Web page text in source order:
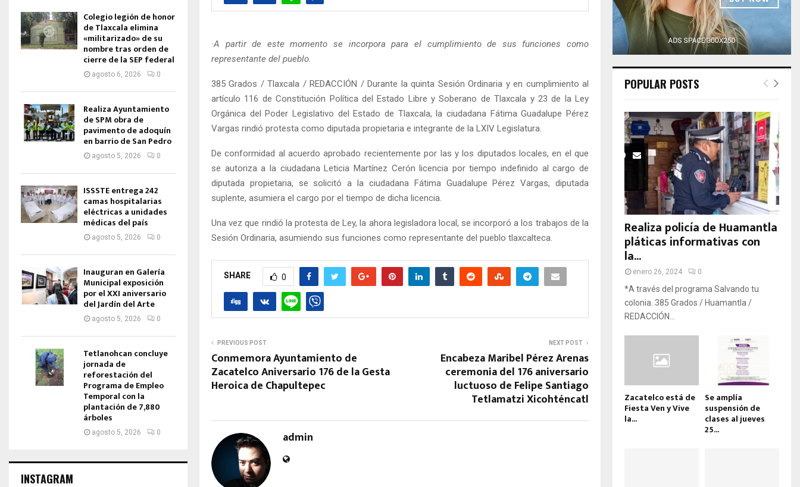
·A partir de este momento se incorpora para el cumplimiento de sus funciones como
representante del pueblo.
385 Grados / Tlaxcala / REDACCIÓN / Durante la quinta Sesión Ordinaria y en cumplimiento al
artículo 116 de Constitución Política del Estado Libre y Soberano de Tlaxcala y 23 de la Ley
Orgánica del Poder Legislativo del Estado de Tlaxcala, la ciudadana Fátima Guadalupe Pérez
Vargas rindió protesta como diputada propietaria e integrante de la LXIV Legislatura.
De conformidad al acuerdo aprobado recientemente por las y los diputados locales, en el que
se autoriza a la ciudadana Leticia Martínez Cerón licencia por tiempo indefinido al cargo de
diputada propietaria, se solicitó a la ciudadana Fátima Guadalupe Pérez Vargas, diputada
suplente, asumiera el cargo por el tiempo de dicha licencia.
Una vez que rindió la protesta de Ley, la ahora legisladora local, se incorporó a los trabajos de la
Sesión Ordinaria, asumiendo sus funciones como representante del pueblo tlaxcalteca.
SHARE 0
PREVIOUS POST
Conmemora Ayuntamiento de
Zacatelco Aniversario 176 de la Gesta
Heroica de Chapultepec
NEXT POST
Encabeza Maribel Pérez Arenas
ceremonia del 176 aniversario
luctuoso de Felipe Santiago
Tetlamatzi Xicohténcatl
admin
Colegio legión de honor
de Tlaxcala elimina
«militarizado» de su
nombre tras orden de
cierre de la SEP federal
agosto 6, 2026 0
Realiza Ayuntamiento
de SPM obra de
pavimento de adoquín
en barrio de San Pedro
agosto 5, 2026 0
ISSSTE entrega 242
camas hospitalarias
eléctricas a unidades
médicas del país
agosto 5, 2026 0
Inauguran en Galería
Municipal exposición
por el XXI aniversario
del Jardín del Arte
agosto 5, 2026 0
Tetlanohcan concluye
jornada de
reforestación del
Programa de Empleo
Temporal con la
plantación de 7,880
árboles
agosto 5, 2026 0
INSTAGRAM
POPULAR POSTS
Realiza policía de Huamantla
pláticas informativas con
la...
enero 26, 2024 0
*A través del programa Salvando tu
colonia. 385 Grados / Huamantla /
REDACCIÓN...
Zacatelco está de
Fiesta Ven y Vive
la...
Se amplía
suspensión de
clases al jueves
25...